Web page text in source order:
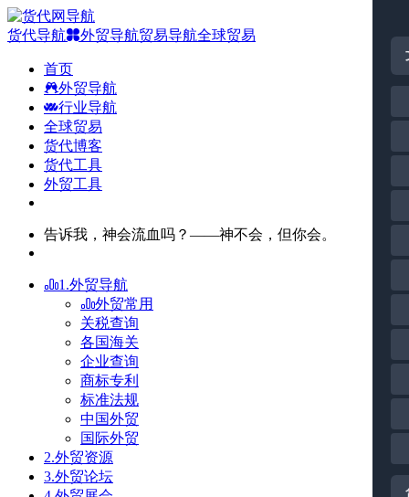
货代导航 外贸导航贸易导航全球贸易
首页
外贸导航
行业导航
全球贸易
货代博客
货代工具
外贸工具
告诉我，神会流血吗？——神不会，但你会。
1.外贸导航
外贸常用
关税查询
各国海关
企业查询
商标专利
标准法规
中国外贸
国际外贸
2.外贸资源
3.外贸论坛